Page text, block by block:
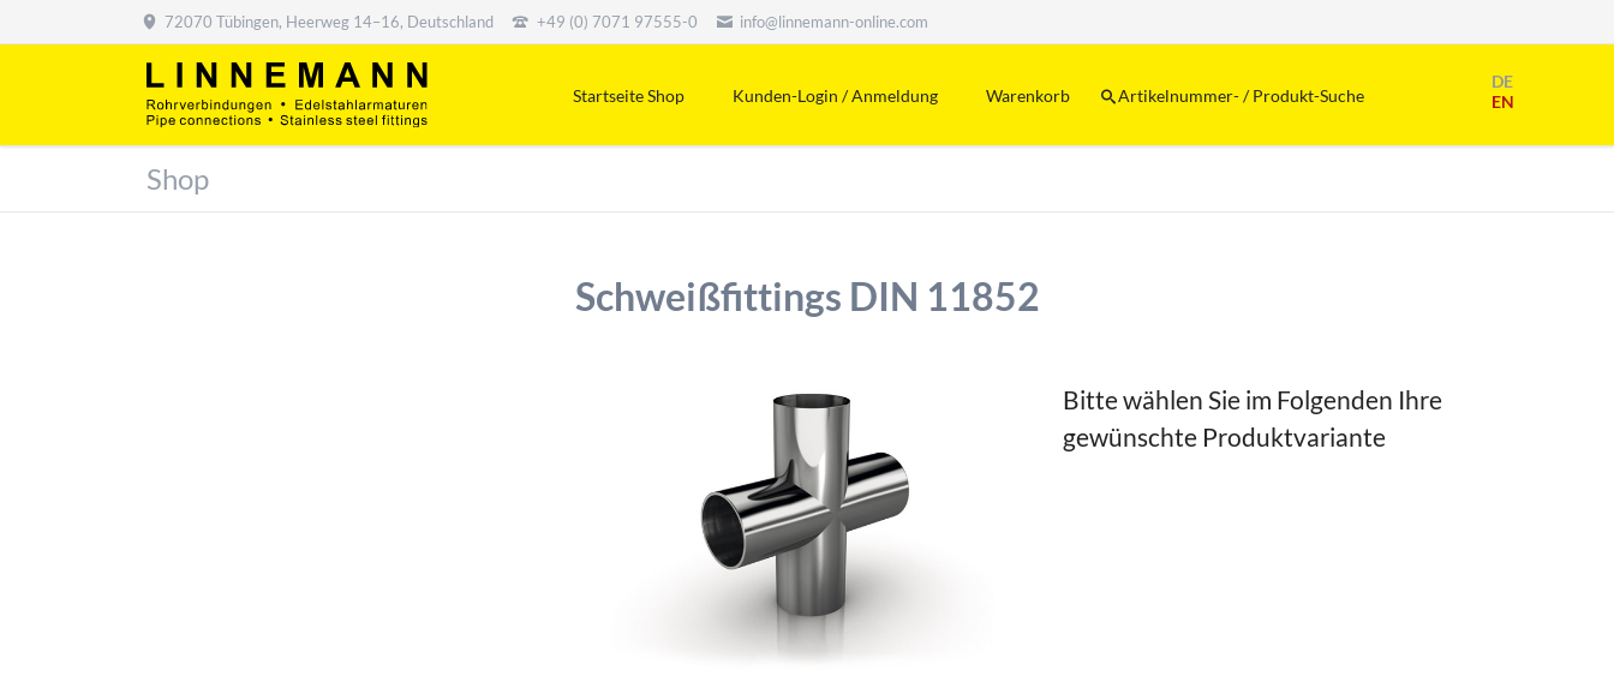
72070 Tübingen, Heerweg 14–16, Deutschland +49 (0) 7071 97555-0 info@linnemann-online.com
DE
EN
überspringen
Startseite Shop Kunden-Login / Anmeldung Warenkorb Artikelnummer- / Produkt-Suche
Shop
Schweißfittings DIN 11852
Bitte wählen Sie im Folgenden Ihre
gewünschte Produktvariante